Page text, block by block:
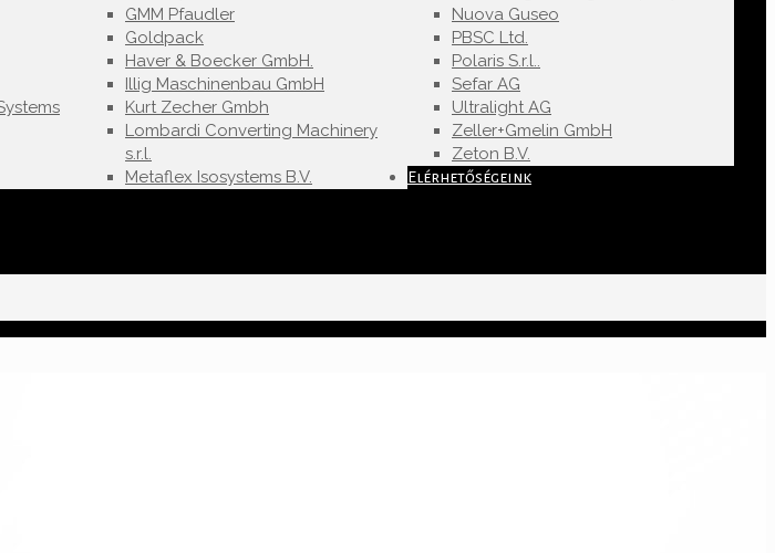
GMM Pfaudler
Goldpack
Haver & Boecker GmbH.
Illig Maschinenbau GmbH
Kurt Zecher Gmbh
Lombardi Converting Machinery
s.r.l.
Metaflex Isosystems B.V.
Nuova Guseo
PBSC Ltd.
Polaris S.r.l..
Sefar AG
Ultralight AG
Zeller+Gmelin GmbH
Zeton B.V.
Elérhetőségeink